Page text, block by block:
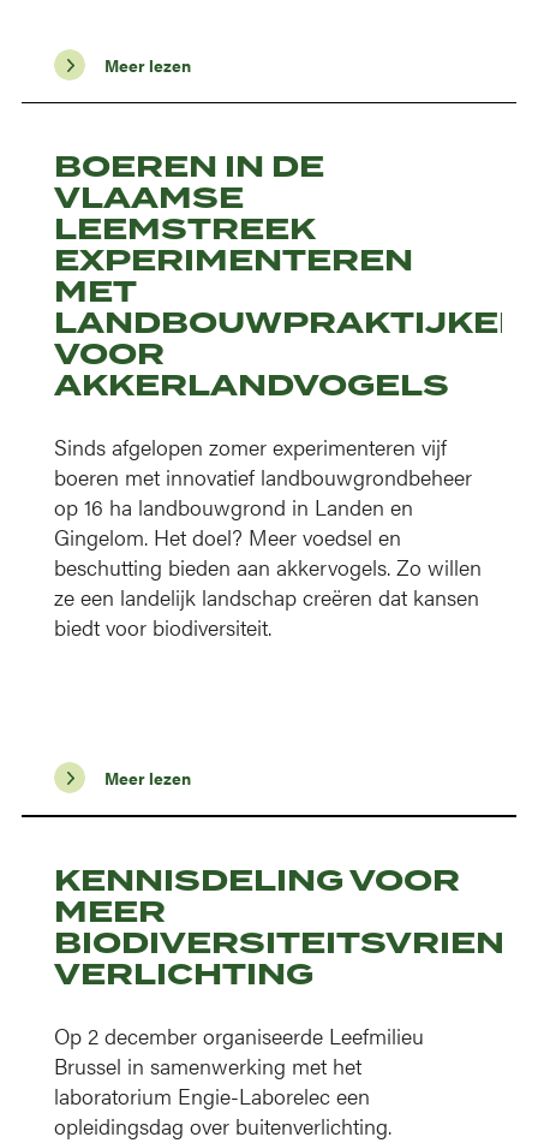
Meer lezen
BOEREN IN DE
VLAAMSE
LEEMSTREEK
EXPERIMENTEREN
MET
LANDBOUWPRAKTIJKEN
VOOR
AKKERLANDVOGELS
Sinds afgelopen zomer experimenteren vijf
boeren met innovatief landbouwgrondbeheer
op 16 ha landbouwgrond in Landen en
Gingelom. Het doel? Meer voedsel en
beschutting bieden aan akkervogels. Zo willen
ze een landelijk landschap creëren dat kansen
biedt voor biodiversiteit.
Meer lezen
KENNISDELING VOOR
MEER
VERLICHTING
Op 2 december organiseerde Leefmilieu
Brussel in samenwerking met het
laboratorium Engie-Laborelec een
opleidingsdag over buitenverlichting.